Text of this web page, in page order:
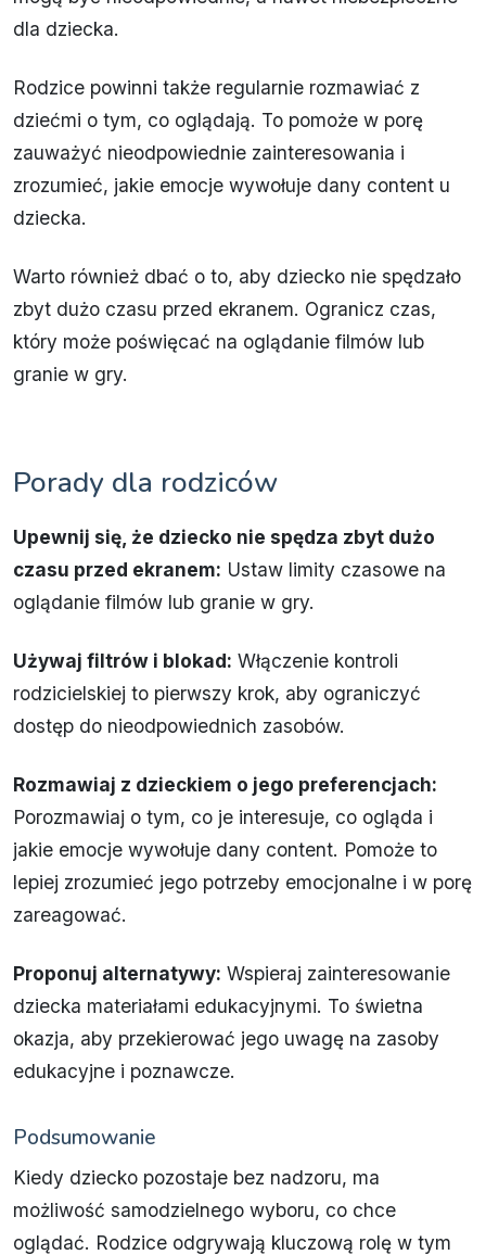
dla dziecka.
Rodzice powinni także regularnie rozmawiać z
dziećmi o tym, co oglądają. To pomoże w porę
zauważyć nieodpowiednie zainteresowania i
zrozumieć, jakie emocje wywołuje dany content u
dziecka.
Warto również dbać o to, aby dziecko nie spędzało
zbyt dużo czasu przed ekranem. Ogranicz czas,
który może poświęcać na oglądanie filmów lub
granie w gry.
Porady dla rodziców
Upewnij się, że dziecko nie spędza zbyt dużo
czasu przed ekranem: Ustaw limity czasowe na
oglądanie filmów lub granie w gry.
Używaj filtrów i blokad: Włączenie kontroli
rodzicielskiej to pierwszy krok, aby ograniczyć
dostęp do nieodpowiednich zasobów.
Rozmawiaj z dzieckiem o jego preferencjach:
Porozmawiaj o tym, co je interesuje, co ogląda i
jakie emocje wywołuje dany content. Pomoże to
lepiej zrozumieć jego potrzeby emocjonalne i w porę
zareagować.
Proponuj alternatywy: Wspieraj zainteresowanie
dziecka materiałami edukacyjnymi. To świetna
okazja, aby przekierować jego uwagę na zasoby
edukacyjne i poznawcze.
Podsumowanie
Kiedy dziecko pozostaje bez nadzoru, ma
możliwość samodzielnego wyboru, co chce
oglądać. Rodzice odgrywają kluczową rolę w tym